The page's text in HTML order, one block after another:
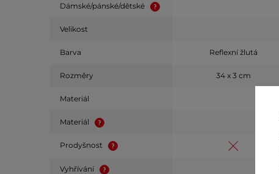
Dámské/pánské/dětské
Velikost
Barva Reflexní žlutá
Rozměry 34 x 3 cm
Materiál
Materiál
Prodyšnost
Vyhřívání